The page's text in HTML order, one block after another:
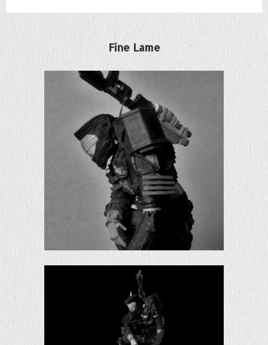
Fine Lame